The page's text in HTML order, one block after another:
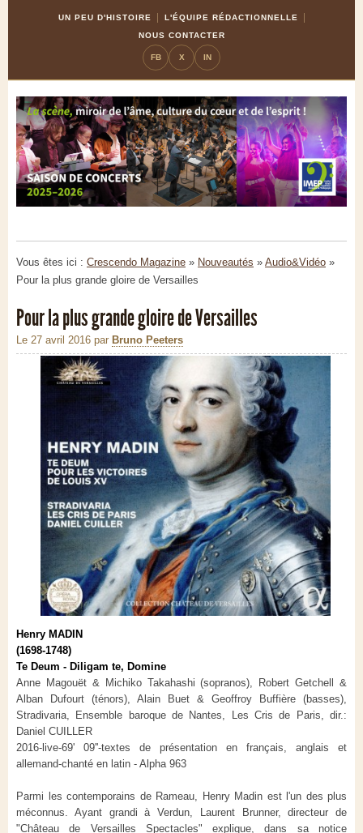
UN PEU D'HISTOIRE
L'ÉQUIPE RÉDACTIONNELLE
NOUS CONTACTER
FB X IN
Vous êtes ici : Crescendo Magazine » Nouveautés » Audio&Vidéo »
Pour la plus grande gloire de Versailles
Pour la plus grande gloire de Versailles
Le 27 avril 2016 par Bruno Peeters
Henry MADIN
(1698-1748)
Te Deum - Diligam te, Domine
Anne Magouët & Michiko Takahashi (sopranos), Robert Getchell &
Alban Dufourt (ténors), Alain Buet & Geoffroy Buffière (basses),
Stradivaria, Ensemble baroque de Nantes, Les Cris de Paris, dir.:
Daniel CUILLER
2016-live-69' 09''-textes de présentation en français, anglais et
allemand-chanté en latin - Alpha 963
Parmi les contemporains de Rameau, Henry Madin est l'un des plus
méconnus. Ayant grandi à Verdun, Laurent Brunner, directeur de
"Château de Versailles Spectacles" explique
dans sa notice